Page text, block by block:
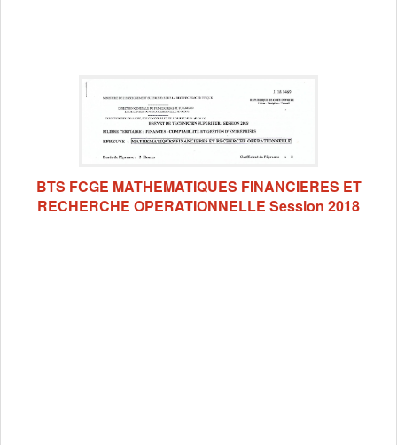
BTS FCGE MATHEMATIQUES FINANCIERES ET
RECHERCHE OPERATIONNELLE Session 2018